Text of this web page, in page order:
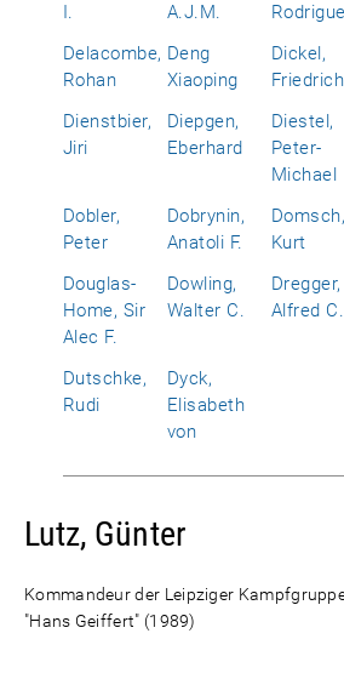
I.
A.J.M.
Delacombe,
Rohan
Deng
Xiaoping
Dickel,
Friedrich
Dienstbier,
Jiri
Diepgen,
Eberhard
Diestel,
Peter-
Michael
Dobler,
Peter
Dobrynin,
Anatoli F.
Domsch,
Kurt
Douglas-
Home, Sir
Alec F.
Dowling,
Walter C.
Dregger,
Alfred C.
Dutschke,
Rudi
Dyck,
Elisabeth
von
Lutz, Günter
Kommandeur der Leipziger
"Hans Geiffert" (1989)